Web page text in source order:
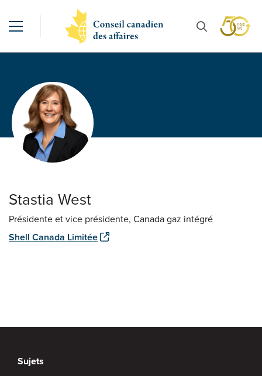
Stastia West
Présidente et vice présidente, Canada gaz intégré
Shell Canada Limitée
Sujets